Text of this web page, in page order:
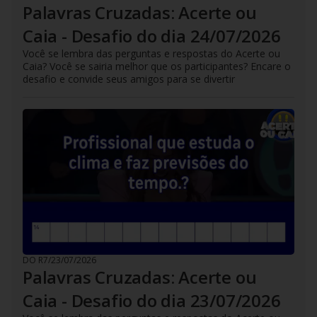
Palavras Cruzadas: Acerte ou
Caia - Desafio do dia 24/07/2026
Você se lembra das perguntas e respostas do Acerte ou
Caia? Você se sairia melhor que os participantes? Encare o
desafio e convide seus amigos para se divertir
DO R7/23/07/2026
Palavras Cruzadas: Acerte ou
Caia - Desafio do dia 23/07/2026